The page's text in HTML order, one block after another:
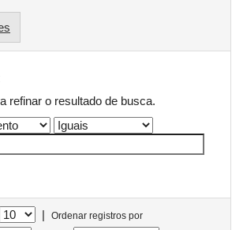
refinar o resultado de busca.
|
Ordenar registros por